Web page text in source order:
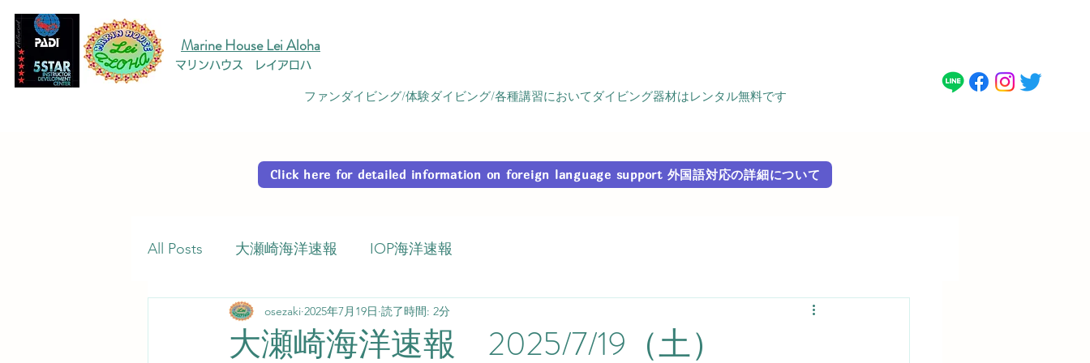
Marine House Lei Aloha
マリンハウス レイアロハ
ファンダイビング/体験ダイビング/各種講習においてダイビング器材はレンタル無料です
Click here for detailed information on foreign language support 外国語対応の詳細に​ついて
All Posts 大瀬崎海洋速報 IOP海洋速報
大瀬崎海洋速報 2025/7/19（土）
osezaki 2025年7月19日 読了時間: 2分